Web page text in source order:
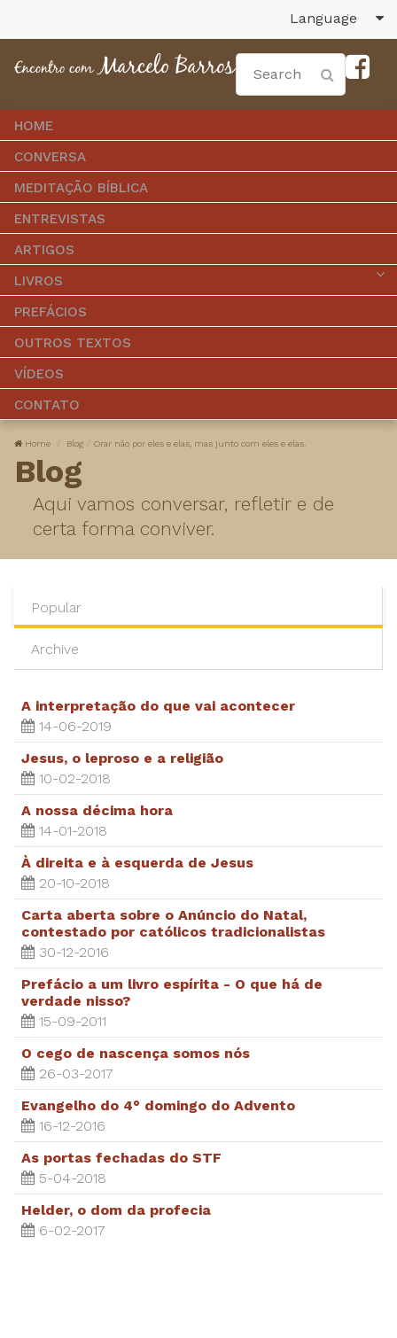
Language
HOME
CONVERSA
MEDITAÇÃO BÍBLICA
ENTREVISTAS
ARTIGOS
LIVROS
PREFÁCIOS
OUTROS TEXTOS
VÍDEOS
CONTATO
Home Blog Orar não por eles e elas, mas junto com eles e elas.
Blog
Aqui vamos conversar, refletir e de
certa forma conviver.
Popular
Archive
A interpretação do que vai acontecer
14-06-2019
Jesus, o leproso e a religião
10-02-2018
A nossa décima hora
14-01-2018
À direita e à esquerda de Jesus
20-10-2018
Carta aberta sobre o Anúncio do Natal,
contestado por católicos tradicionalistas
30-12-2016
Prefácio a um livro espírita - O que há de
verdade nisso?
15-09-2011
O cego de nascença somos nós
26-03-2017
Evangelho do 4° domingo do Advento
16-12-2016
As portas fechadas do STF
5-04-2018
Helder, o dom da profecia
6-02-2017